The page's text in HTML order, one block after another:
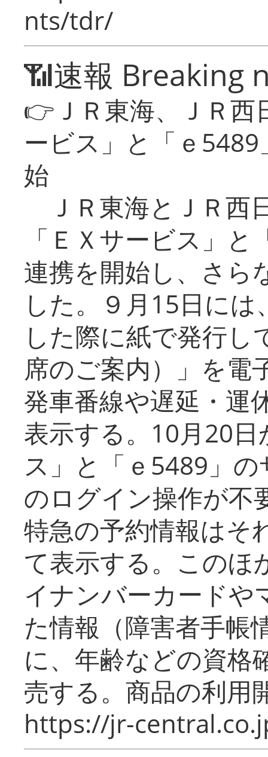
nts/tdr/
📶速報 Breaking
👉ＪＲ東海、ＪＲ
ービス」と「ｅ
始
ＪＲ東海とＪＲ西
「ＥＸサービス」
連携を開始し、さら
した。９月15日に
した際に紙で発行し
席のご案内）」を電
発車番線や遅延・運
表示する。10月20
ス」と「ｅ5489」
のログイン操作が不
特急の予約情報はそ
て表示する。このほ
イナンバーカードや
た情報（障害者手帳
に、年齢などの資格
売する。商品の利用
https://jr-